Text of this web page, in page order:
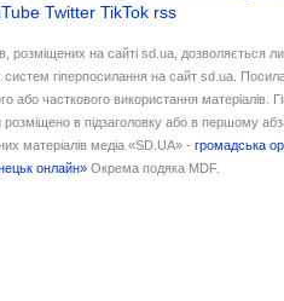
Twitter TikTok rss
розміщених на сайті sd.ua, дозволяється
систем гіперпосилання на сайт sd.ua.
або часткового використання матеріалів.
в підзаголовку або в першому
матеріалів медіа «SD.UA» -громадська
онлайн» Окрема подяка MDF.